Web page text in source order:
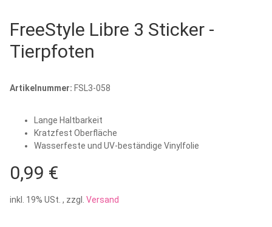
FreeStyle Libre 3 Sticker -
Tierpfoten
Artikelnummer: FSL3-058
Lange Haltbarkeit
Kratzfest Oberfläche
Wasserfeste und UV-beständige Vinylfolie
0,99 €
inkl. 19% USt. , zzgl. Versand